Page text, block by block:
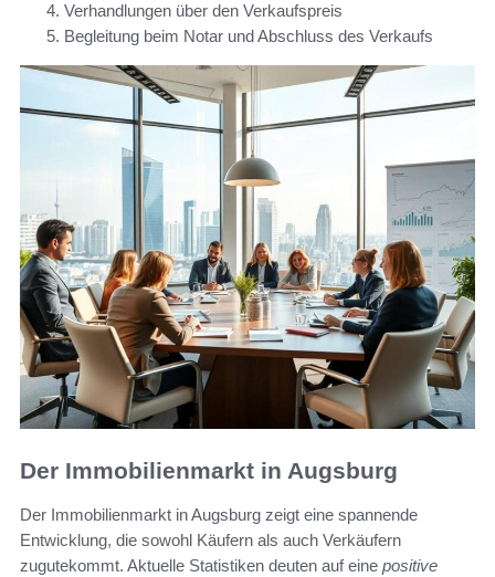
Verhandlungen über den Verkaufspreis
Begleitung beim Notar und Abschluss des Verkaufs
Der Immobilienmarkt in Augsburg
Der Immobilienmarkt in Augsburg zeigt eine spannende
Entwicklung, die sowohl Käufern als auch Verkäufern
zugutekommt. Aktuelle Statistiken deuten auf eine positive